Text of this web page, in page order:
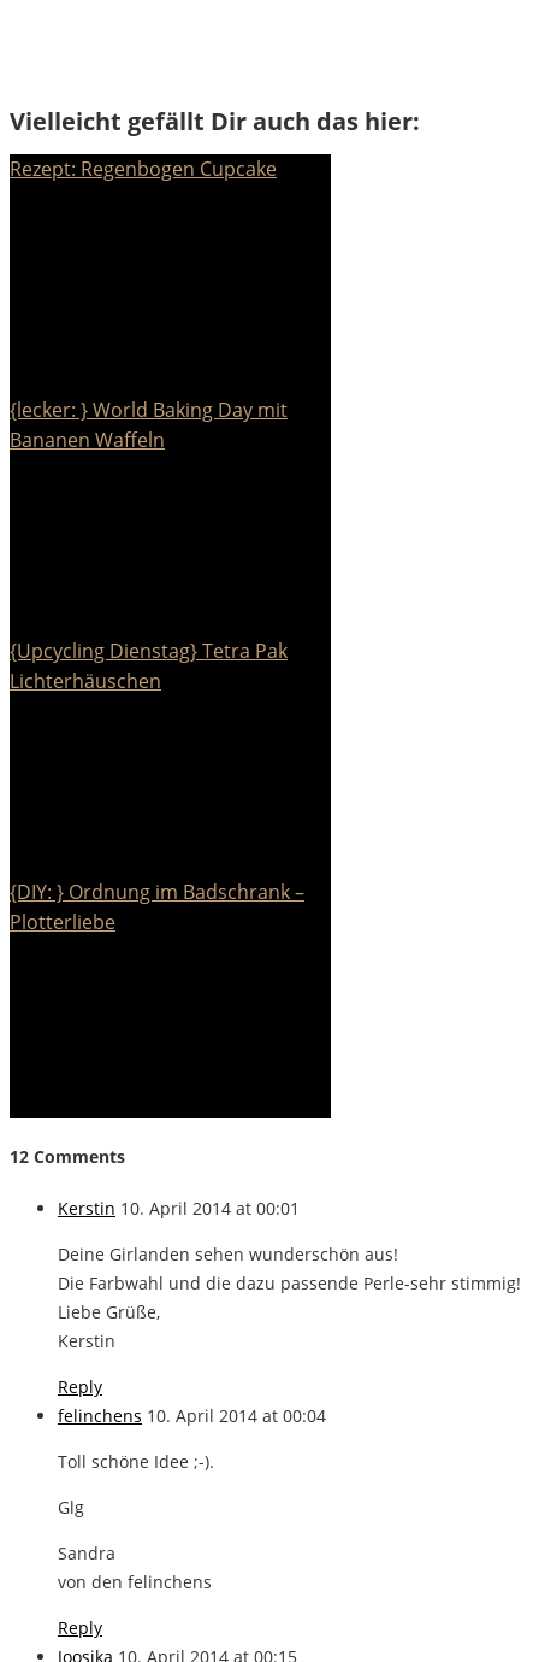
Vielleicht gefällt Dir auch das hier:
Rezept: Regenbogen Cupcake
{lecker: } World Baking Day mit
Bananen Waffeln
{Upcycling Dienstag} Tetra Pak
Lichterhäuschen
{DIY: } Ordnung im Badschrank –
Plotterliebe
12 Comments
Kerstin 10. April 2014 at 00:01
Deine Girlanden sehen wunderschön aus!
Die Farbwahl und die dazu passende Perle-sehr stimmig!
Liebe Grüße,
Kerstin
Reply
felinchens 10. April 2014 at 00:04
Toll schöne Idee ;-).
Glg
Sandra
von den felinchens
Reply
Joosika 10. April 2014 at 00:15